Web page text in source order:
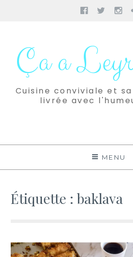
Facebook
contenuÇa a
Cuisine conviviale et
livrée avec
MENU
Étiquette :baklava